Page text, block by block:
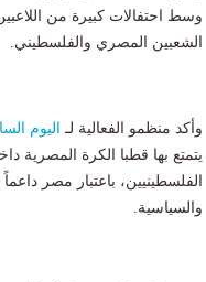
وسط احتفالات كبيرة من
الشعبين المصري والفلسطيني.
وأكد منظمو الفعالية لـ اليوم
يتمتع بها قطبا الكرة المصرية
الفلسطينيين، باعتبار مصر
والسياسية.